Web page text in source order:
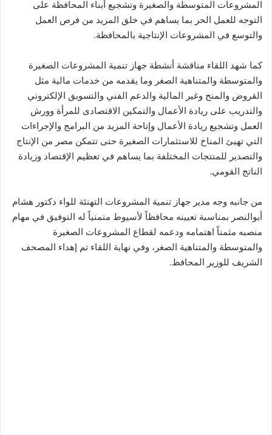
المشروعات المتوسطة والصغيرة وتشجيع أبناء المحافظة على
التوجه للعمل الحر بما يساهم في خلق المزيد من فرص العمل
والتوسع في المشروعات الإنتاجية بالمحافظة.
كما شهد اللقاء مناقشة أنشطة جهاز تنمية المشروعات الصغيرة
والمتوسطة والمتناهية الصغر وما يقدمه من خدمات مالية مثل
القروض والمنح وغير المالية والدعم الفني والتسويق الإلكتروني
والتدريب على ريادة الأعمال والتمكين الاقتصادى للمرأة وورش
العمل وتشجيع ريادة الأعمال وإتاحة المزيد من البرامج والإجراءات
التي تهيئ المناخ للاستثمارات الصغيرة حتى تتمكن مصر من الإنتاج
والتصدير للمنتجات المختلفة بما يساهم في تعظيم الإقتصاد وزيادة
الناتج القومي.
من جانبه وجه مدير جهاز تنمية المشروعات التهنئة للواء دكتور هشام
أبوالنصر بمناسبة تعيينه محافظاً لأسيوط متمنياً له التوفيق في مهام
منصبه مثمناً اهتمامه ودعمه لقطاع المشروعات الصغيرة
والمتوسطة والمتناهية الصغر، وفي نهاية اللقاء تم إهداء المصحف
الشريف للوزير المحافظ.